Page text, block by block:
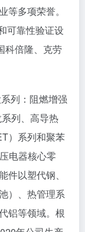
多项荣誉。
可靠性验证设
科倍隆、克劳
列：阻燃增强
列、高导热
）系列和聚苯
电器核心零
以塑代钢、
）、热管理系
铝等领域。根